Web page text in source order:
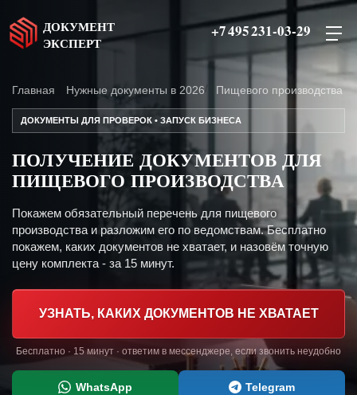
ДОКУМЕНТ
ЭКСПЕРТ
+7 495 231-03-29
Главная Нужные документы в 2026 Пищевого производства
ДОКУМЕНТЫ ДЛЯ ПРОВЕРОК • ЗАПУСК БИЗНЕСА
ПОЛУЧЕНИЕ ДОКУМЕНТОВ ДЛЯ
ПИЩЕВОГО ПРОИЗВОДСТВА
Покажем обязательный перечень для пищевого
производства и разложим его по ведомствам. Бесплатно
покажем, каких документов не хватает, и назовём точную
цену комплекта - за 15 минут.
УЗНАТЬ, КАКИХ ДОКУМЕНТОВ НЕ ХВАТАЕТ
Бесплатно · 15 минут · ответим в мессенджере, если звонить неудобно
WhatsApp Telegram